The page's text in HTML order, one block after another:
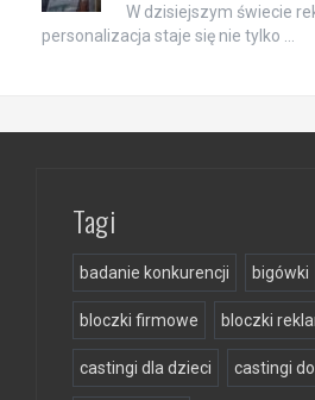
W dzisiejszym świecie
personalizacja staje się nie tylko …
Tagi
badanie konkurencji bigówki
bloczki firmowe bloczki
castingi dla dzieci castingi